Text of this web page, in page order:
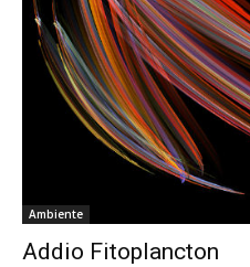
Ambiente
Addio Fitoplancton